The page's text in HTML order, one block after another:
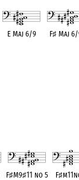
E Maj 6/9 F♯ Maj
F♯M9♯11 no 5 F♯